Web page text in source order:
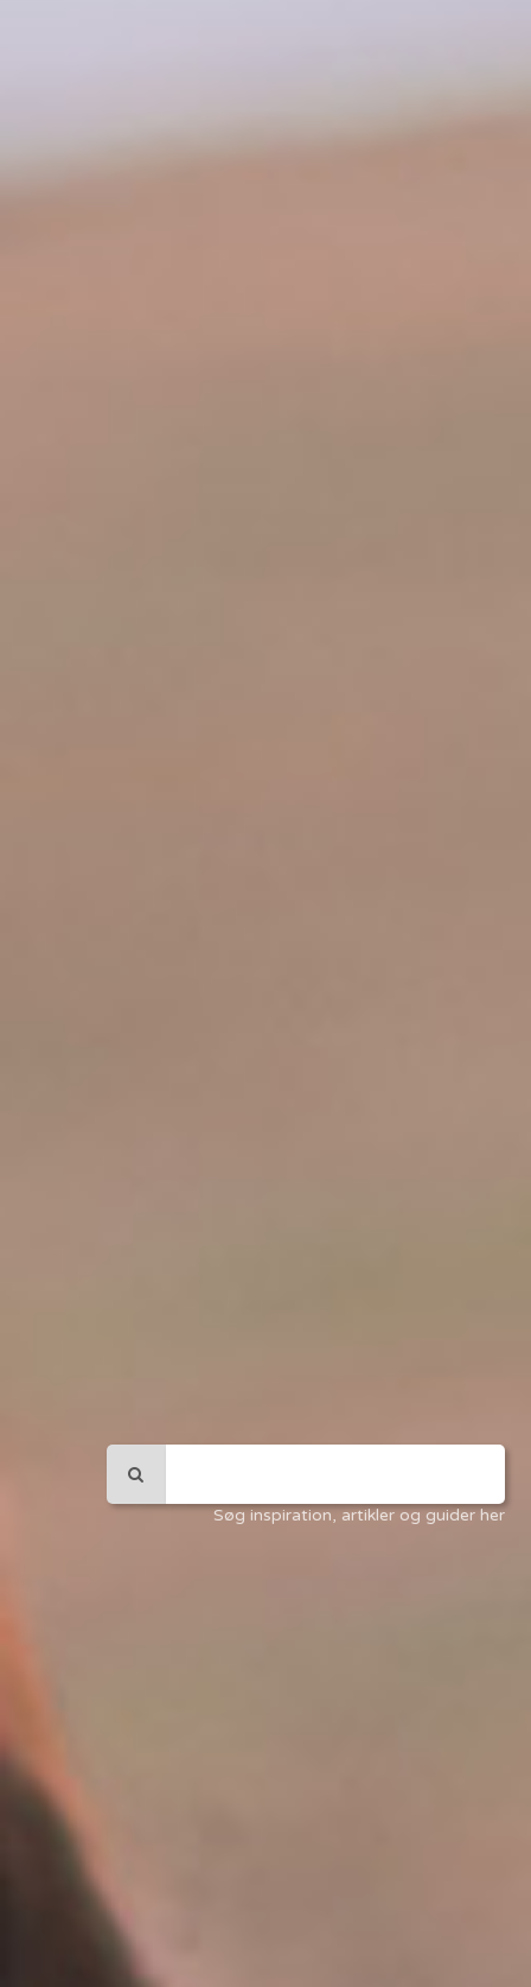
Søg inspiration, artikler og guider her